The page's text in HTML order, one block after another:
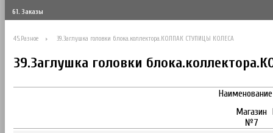
61. Заказы
45.Разное 39.Заглушка головки блока.коллектора.КОЛПАК СТУПИЦЫ КОЛЕСА
39.Заглушка головки
Наименование
Магазин
№7